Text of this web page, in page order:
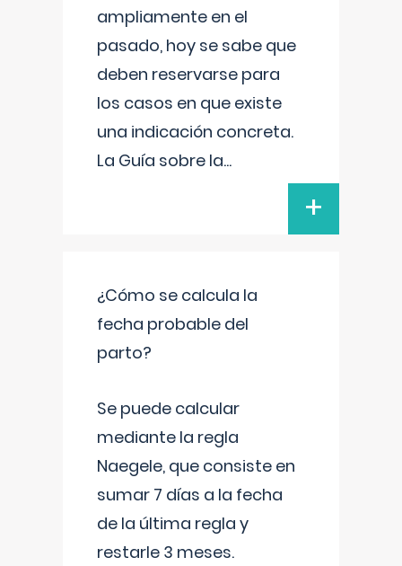
ampliamente en el
pasado, hoy se sabe que
deben reservarse para
los casos en que existe
una indicación concreta.
La Guía sobre la...
+
¿Cómo se calcula la
fecha probable del
parto?
Se puede calcular
mediante la regla
Naegele, que consiste en
sumar 7 días a la fecha
de la última regla y
restarle 3 meses.